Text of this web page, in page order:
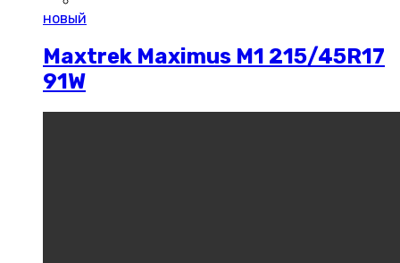
новый
Maxtrek Maximus M1 215/45R17
91W